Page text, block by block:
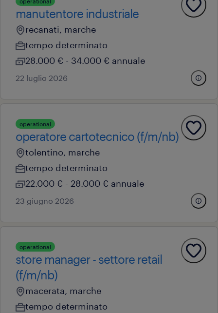
manutentore industriale
recanati, marche
tempo determinato
28.000 € - 34.000 € annuale
22 luglio 2026
operational
operatore cartotecnico (f/m/nb)
tolentino, marche
tempo determinato
22.000 € - 28.000 € annuale
23 giugno 2026
operational
store manager - settore retail
(f/m/nb)
macerata, marche
tempo determinato